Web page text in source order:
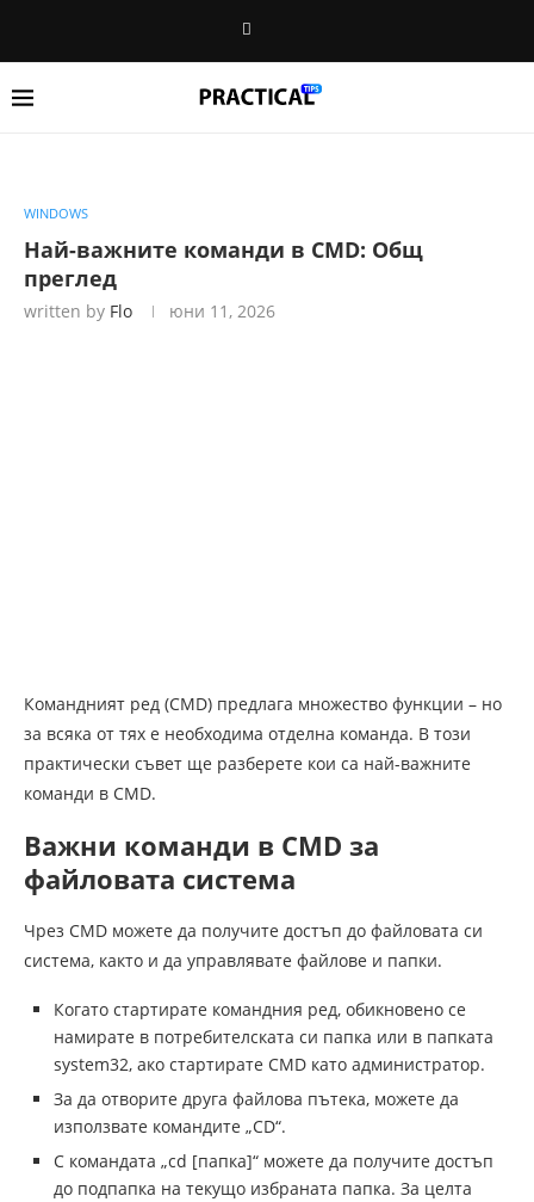
WINDOWS
Най-важните команди в CMD: Общ
преглед
written by Flo юни 11, 2026
Командният ред (CMD) предлага множество функции – но
за всяка от тях е необходима отделна команда. В този
практически съвет ще разберете кои са най-важните
команди в CMD.
Важни команди в CMD за
файловата система
Чрез CMD можете да получите достъп до файловата си
система, както и да управлявате файлове и папки.
Когато стартирате командния ред, обикновено се
намирате в потребителската си папка или в папката
system32, ако стартирате CMD като администратор.
За да отворите друга файлова пътека, можете да
използвате командите „CD“.
С командата „cd [папка]“ можете да получите достъп
до подпапка на текущо избраната папка. За целта